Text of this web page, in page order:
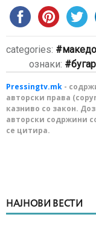
categories:
ознаки:
Pressingtv.mk -
авторски права
казниво со закон.
авторски содржини
се цитира.
НАЈНОВИ ВЕСТИ